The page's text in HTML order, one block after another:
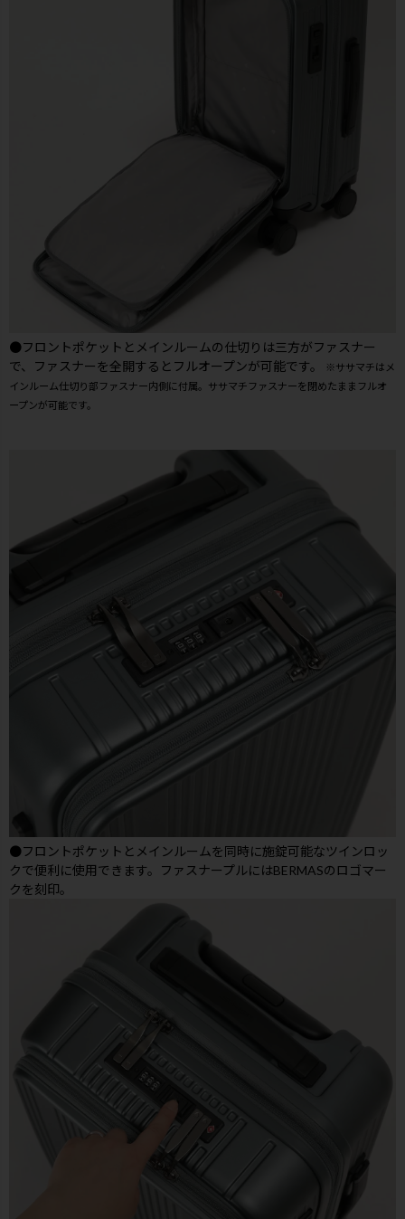
●フロントポケットとメインルームの仕切りは三方がファスナー
で、ファスナーを全開するとフルオープンが可能です。
※ササマチはメ
インルーム仕切り部ファスナー内側に付属。ササマチファスナーを閉めたままフルオ
ープンが可能です。
●フロントポケットとメインルームを同時に施錠可能なツインロッ
クで便利に使用できます。ファスナープルにはBERMASのロゴマー
クを刻印。